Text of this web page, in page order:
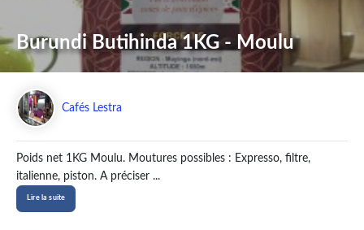
Burundi Butihinda 1KG - Moulu
Cafés Lestra
Poids net 1KG Moulu. Moutures possibles : Expresso, filtre,
italienne, piston. A préciser ...
Lire la suite